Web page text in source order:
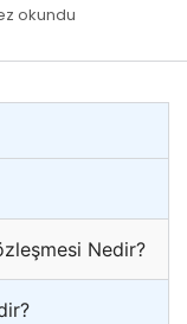
okundu
Nedir?